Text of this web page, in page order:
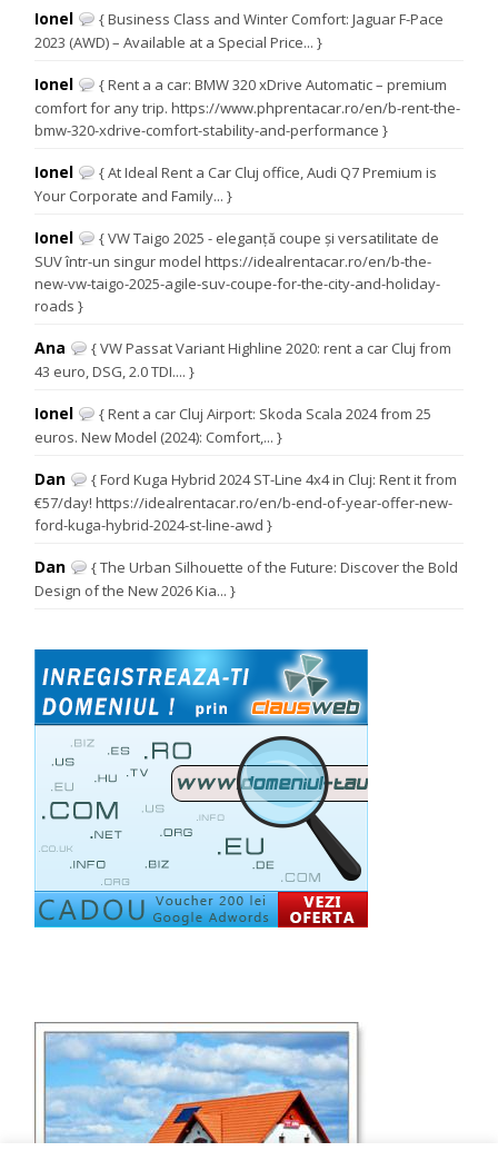
Ionel
{ Business Class and Winter Comfort: Jaguar F-Pace
2023 (AWD) – Available at a Special Price... }
Ionel
{ Rent a a car: BMW 320 xDrive Automatic – premium
comfort for any trip. https://www.phprentacar.ro/en/b-rent-the-
bmw-320-xdrive-comfort-stability-and-performance }
Ionel
{ At Ideal Rent a Car Cluj office, Audi Q7 Premium is
Your Corporate and Family... }
Ionel
{ VW Taigo 2025 - eleganță coupe și versatilitate de
SUV într-un singur model https://idealrentacar.ro/en/b-the-
new-vw-taigo-2025-agile-suv-coupe-for-the-city-and-holiday-
roads }
Ana
{ VW Passat Variant Highline 2020: rent a car Cluj from
43 euro, DSG, 2.0 TDI.... }
Ionel
{ Rent a car Cluj Airport: Skoda Scala 2024 from 25
euros. New Model (2024): Comfort,... }
Dan
{ Ford Kuga Hybrid 2024 ST-Line 4x4 in Cluj: Rent it from
€57/day! https://idealrentacar.ro/en/b-end-of-year-offer-new-
ford-kuga-hybrid-2024-st-line-awd }
Dan
{ The Urban Silhouette of the Future: Discover the Bold
Design of the New 2026 Kia... }